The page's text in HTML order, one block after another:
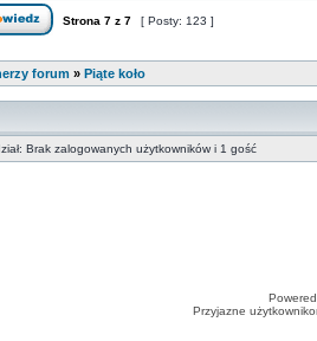
Strona 7 z 7 [ Posty: 123 ]
forum » Piąte koło
Brak zalogowanych użytkowników i 1 gość
Przyjazne